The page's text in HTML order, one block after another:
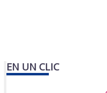
EN UN CLIC